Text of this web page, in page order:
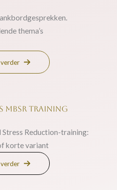
thema’s
MBSR TRAINING
Stress Reduction-training:
korte variant